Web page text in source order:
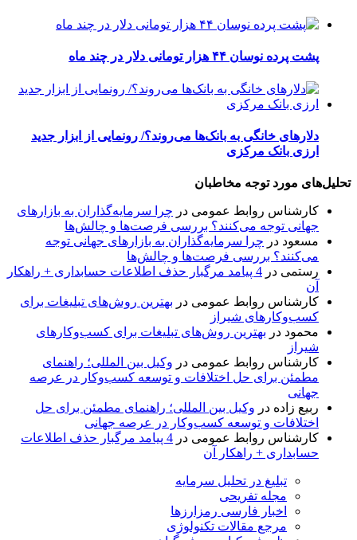
پشت پرده نوسان ۴۴ هزار تومانی دلار در چند ماه
دلارهای خانگی به بانک‌ها می‌روند؟/ رونمایی از ابزار جدید
ارزی بانک مرکزی
تحلیل‌های مورد توجه مخاطبان
کارشناس روابط عمومی در چرا سرمایه‌گذاران به بازارهای
جهانی توجه می‌کنند؟ بررسی فرصت‌ها و چالش‌ها
مسعود در چرا سرمایه‌گذاران به بازارهای جهانی توجه
می‌کنند؟ بررسی فرصت‌ها و چالش‌ها
رستمی در
4 پیامد مرگبار حذف اطلاعات حسابداری + راهکار
آن
کارشناس روابط عمومی در بهترین روش‌های تبلیغات برای
کسب‌وکارهای شیراز
محمود در بهترین روش‌های تبلیغات برای کسب‌وکارهای
شیراز
کارشناس روابط عمومی در وکیل بین المللی؛ راهنمای
مطمئن برای حل اختلافات و توسعه کسب‌وکار در عرصه
جهانی
ربیع زاده در وکیل بین المللی؛ راهنمای مطمئن برای حل
اختلافات و توسعه کسب‌وکار در عرصه جهانی
کارشناس روابط عمومی در
4 پیامد مرگبار حذف اطلاعات
حسابداری + راهکار آن
تبلیغ در تحلیل سرمایه
مجله تفریحی
اخبار فارسی رمزارزها
مرجع مقالات تکنولوژی